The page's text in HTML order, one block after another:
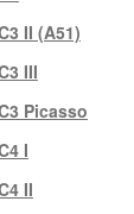
II (A51)
III
Picasso
I
II